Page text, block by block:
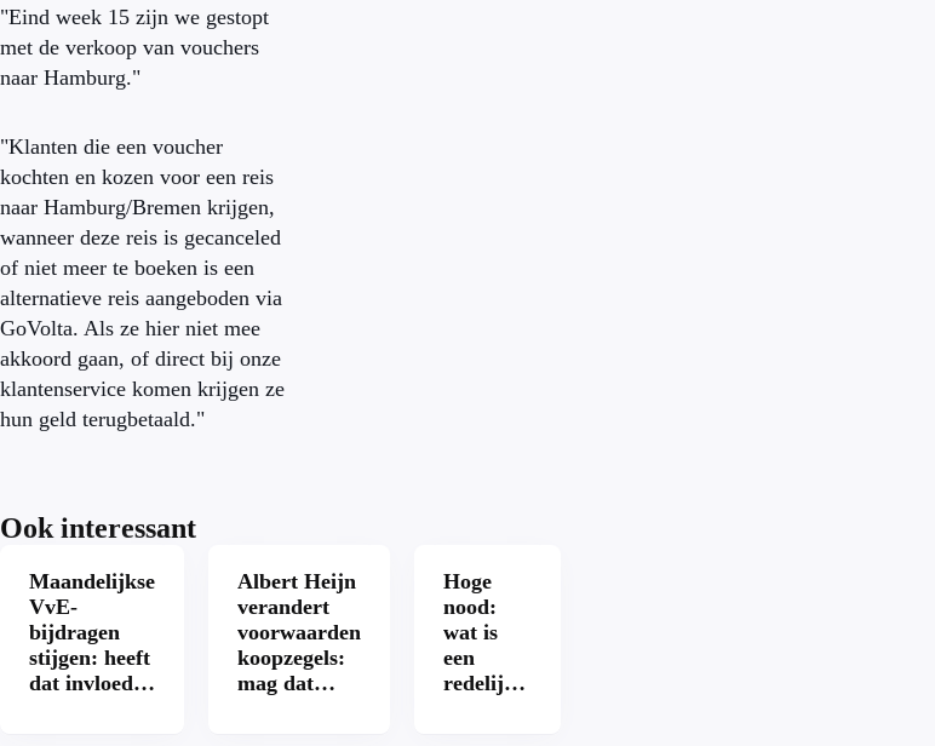
"Eind week 15 zijn we gestopt
met de verkoop van vouchers
naar Hamburg."
"Klanten die een voucher
kochten en kozen voor een reis
naar Hamburg/Bremen krijgen,
wanneer deze reis is gecanceled
of niet meer te boeken is een
alternatieve reis aangeboden via
GoVolta. Als ze hier niet mee
akkoord gaan, of direct bij onze
klantenservice komen krijgen ze
hun geld terugbetaald."
Ook interessant
Maandelijkse
VvE-
bijdragen
stijgen: heeft
dat invloed
Albert Heijn
verandert
voorwaarden
koopzegels:
mag dat
Hoge
nood:
wat is
een
redelijke